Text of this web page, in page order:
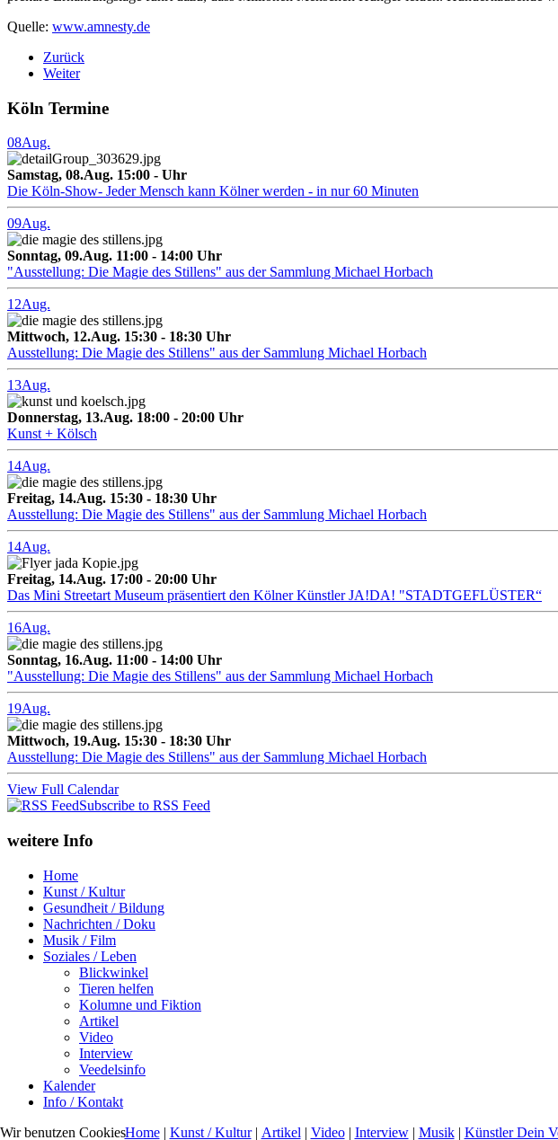
Quelle: www.amnesty.de
Zurück
Weiter
Köln Termine
08Aug.
Samstag, 08.Aug. 15:00 - Uhr
Die Köln-Show- Jeder Mensch kann Kölner werden - in nur 60 Minuten
09Aug.
Sonntag, 09.Aug. 11:00 - 14:00 Uhr
"Ausstellung: Die Magie des Stillens" aus der Sammlung Michael Horbach
12Aug.
Mittwoch, 12.Aug. 15:30 - 18:30 Uhr
Ausstellung: Die Magie des Stillens" aus der Sammlung Michael Horbach
13Aug.
Donnerstag, 13.Aug. 18:00 - 20:00 Uhr
Kunst + Kölsch
14Aug.
Freitag, 14.Aug. 15:30 - 18:30 Uhr
Ausstellung: Die Magie des Stillens" aus der Sammlung Michael Horbach
14Aug.
Freitag, 14.Aug. 17:00 - 20:00 Uhr
Das Mini Streetart Museum präsentiert den Kölner Künstler JA!DA! "STADTGEFLÜSTER“
16Aug.
Sonntag, 16.Aug. 11:00 - 14:00 Uhr
"Ausstellung: Die Magie des Stillens" aus der Sammlung Michael Horbach
19Aug.
Mittwoch, 19.Aug. 15:30 - 18:30 Uhr
Ausstellung: Die Magie des Stillens" aus der Sammlung Michael Horbach
View Full Calendar
Subscribe to RSS Feed
weitere Info
Home
Kunst / Kultur
Gesundheit / Bildung
Nachrichten / Doku
Musik / Film
Soziales / Leben
Blickwinkel
Tieren helfen
Kolumne und Fiktion
Artikel
Video
Interview
Veedelsinfo
Kalender
Info / Kontakt
Home| Kunst / Kultur| Artikel | Video| Interview| Musik| Künstler Dein
Wir benutzen Cookies